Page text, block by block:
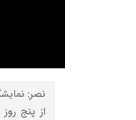
نصر:
از پنج